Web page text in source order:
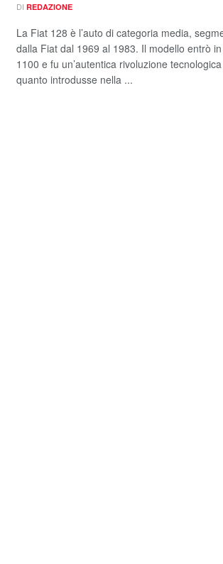
DI REDAZIONE
La Fiat 128 è l’auto di categoria media,
dalla Fiat dal 1969 al 1983. Il modello entrò
1100 e fu un’autentica rivoluzione
quanto introdusse nella ...